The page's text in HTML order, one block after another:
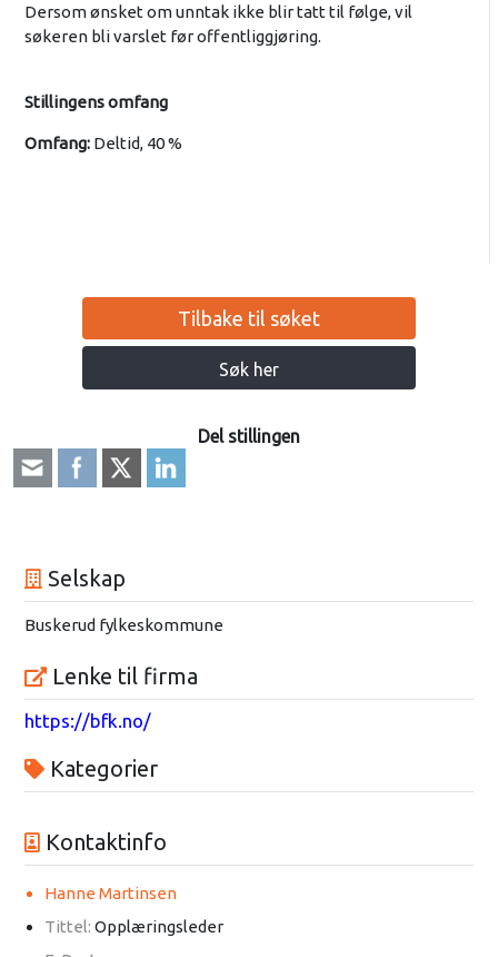
Dersom ønsket om unntak ikke blir tatt til følge, vil
søkeren bli varslet før offentliggjøring.
Stillingens omfang
Omfang:Deltid, 40 %
Tilbake til søket
Søk her
Del stillingen
Selskap
Buskerud fylkeskommune
Lenke til firma
https://bfk.no/
Kategorier
Kontaktinfo
Hanne Martinsen
Tittel: Opplæringsleder